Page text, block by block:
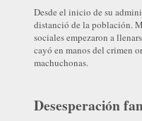
Desde el inicio de su
distanció de la población.
sociales empezaron a
cayó en manos del crimen
machuchonas.
Desesperación